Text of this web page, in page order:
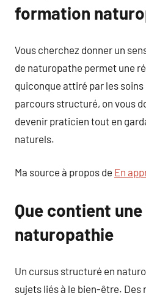
formation
Vous cherchez donner un
de naturopathe permet une
quiconque attiré par les
parcours structuré, on vous
devenir praticien tout en
naturels.
Ma source à propos de En
Que contient
naturopathie
Un cursus structuré en
sujets liés à le bien-être. Des